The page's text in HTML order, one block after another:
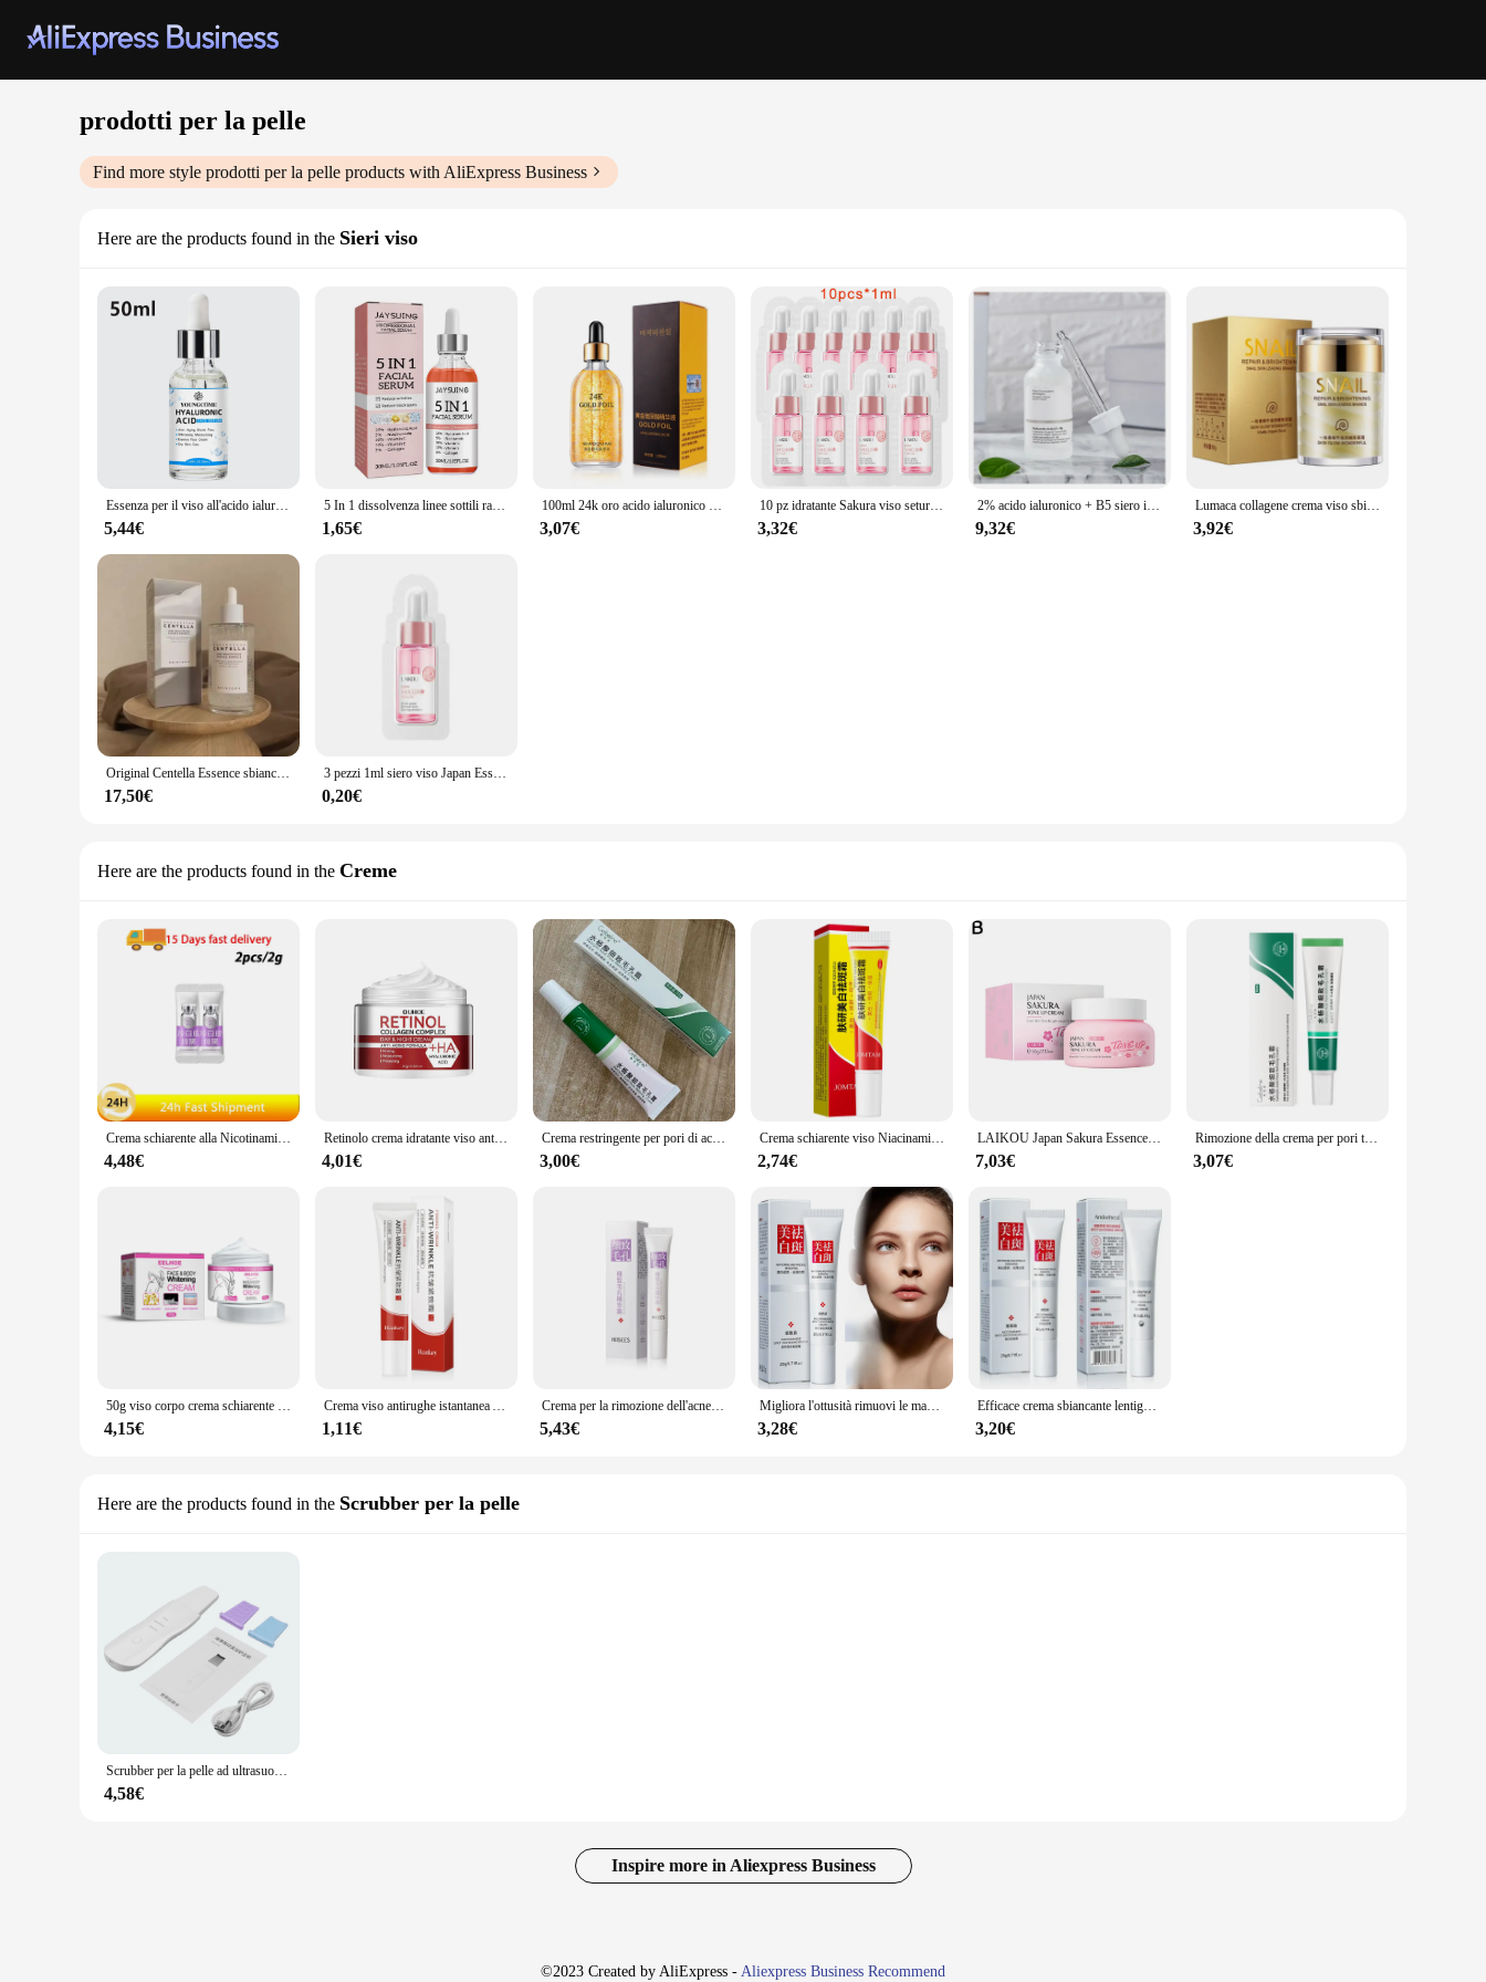
prodotti per la pelle
Find more style prodotti per la pelle products with AliExpress Business
Here are the products found in the Sieri viso
Essenza per il viso all'acido ialuronico essenza per la pelle del viso idratante profonda prodotti coreani per la cura della pelle
5,44€
5 In 1 dissolvenza linee sottili rassodante siero viso idratante brightning vitamina C acido ialuronico siero viso ridurre i pori cura della pelle
1,65€
100ml 24k oro acido ialuronico Nicotinamide siero viso Anti invecchiamento Lifting viso essenza di collagene cura della pelle siero sbiancante
3,07€
10 pz idratante Sakura viso seturm Essence acido ialuronico idratante pelle nutriente siero cura della pelle 1ml formato da viaggio
3,32€
2% acido ialuronico + B5 siero idratante nutriente secco liscio cura della pelle del viso rassodante controllo dell'olio essenza facciale multieffetto
9,32€
Lumaca collagene crema viso sbiancante umidità Anti invecchiamento crema rassodante viso Anti rughe borse per gli occhi prodotto coreano per la cura della pelle 60g
3,92€
Original Centella Essence sbiancante di alta qualità schiarente idratante riparatore Facia barriera per la pelle Angel Skincare 100ml
17,50€
3 pezzi 1ml siero viso Japan Essence idratante acido ialuronico Pure Skin Tone siero viso cura della pelle
0,20€
Here are the products found in the Creme
Crema schiarente alla Nicotinamide per la pelle scura efficace schiarire la candeggina interna della coscia rimuovere la melanina parti intime illumina la crema
4,48€
Retinolo crema idratante viso antirughe idratante restringere i pori crema retinolo dissolvenza linee sottili prodotti per la cura della pelle per le donne
4,01€
Crema restringente per pori di acido salicilico eliminazione rapida pori grandi rimuovi il Blackehead stringere il viso pelle liscia prodotto per la cura coreana
3,00€
Crema schiarente viso Niacinamide riduce Chloasma Melasma schiarire la pelle scura siero dissolvenza linee sottili cura crema illuminante nuovo
2,74€
LAIKOU Japan Sakura Essence Cream Cherry Blossom crema viso idratante Shrink pori cosmetici collagene cura della pelle
7,03€
Rimozione della crema per pori termoretraibile con acido salicilico pori grandi rimozione rapida della testa del viso stringere il viso prodotto per la cura della pelle riparatore liscio
3,07€
50g viso corpo crema schiarente coscia ascellare melanina interna lozione schiarente delicato nutriente migliora opaco illuminare la cura della pelle
4,15€
Crema viso antirughe istantanea Anti invecchiamento rassodante Lifting dissolvenza linee sottili sbiancante idratante schiarire stringere la cura della pelle
1,11€
Crema per la rimozione dell'acne restringente dei pori di acido salicilico elimina i pori grandi Blackehead stringere il viso pelle liscia prodotto per la cura coreana
5,43€
Migliora l'ottusità rimuovi le macchie scure illumina efficacemente sbiancare la crema lentiggine Melasma dissolvenza melanina Anti-pigmentazione cura della pelle del viso
3,28€
Efficace crema sbiancante lentiggine rimuovi macchie scure Melasma Fade Melanin Anti-pigmentazione migliora l'ottusità illumina velocemente il viso nuovo
3,20€
Here are the products found in the Scrubber per la pelle
Scrubber per la pelle ad ultrasuoni Scrubber per la pulizia del viso con vibrazione profonda pala per la pulizia del viso Peeling per la rimozione della testa nera massaggiatore per il viso
4,58€
Inspire more in Aliexpress Business
©2023 Created by AliExpress - Aliexpress Business Recommend